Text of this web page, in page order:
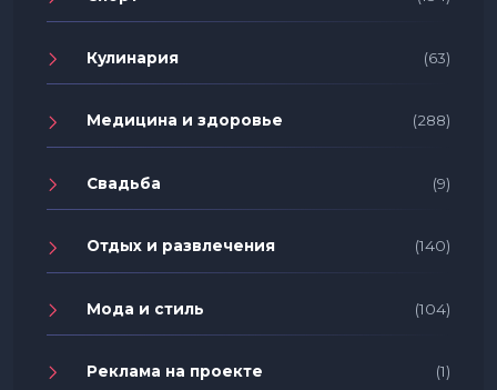
Кулинария (63)
Медицина и здоровье (288)
Свадьба (9)
Отдых и развлечения (140)
Мода и стиль (104)
Реклама на проекте (1)